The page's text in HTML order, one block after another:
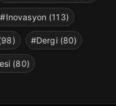
#Inovasyon (113)
#Dergi (80)
(80)